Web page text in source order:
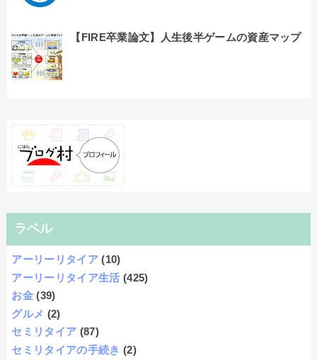
【FIRE卒業論文】人生後半ゲームの資産マップ
ラベル
アーリーリタイア (10)
アーリーリタイア生活 (425)
お金 (39)
グルメ (2)
セミリタイア (87)
セミリタイアの手続き (2)